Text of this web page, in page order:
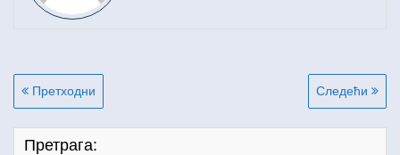
Кретање
чланка
Претходни Следећи
Претрага: